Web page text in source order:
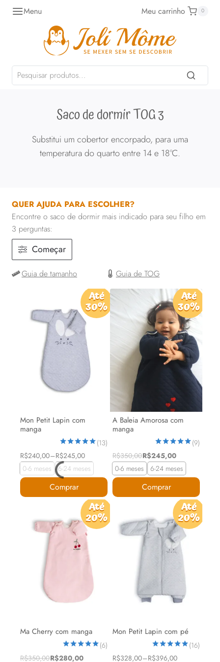
Pular Menu Meu carrinho 0
Saco de dormir TOG 3
Substitui um cobertor encorpado, para uma
temperatura do quarto entre 14 e 18°C.
Até
30%
Mon Petit Lapin com
manga
(13)
Avaliação
5.00
de 5
R$240,00–R$245,00Faixa
de
preço:
R$240,00
R$245,00
0-6 meses 6-24 meses
Comprar
produto
variantes.
opções
escolhidas
página
Até
30%
A Baleia Amorosa com
manga
(9)
Avaliação
5.00
de 5
R$350,00O
preço
original
era:
R$350,00.
R$245,00O
preço
atual
é:
0-6 meses 6-24 meses
Comprar
produto
tem
variantes.
opções
podem
escolhidas
página
Até
20%
Ma Cherry com manga
(6)
Avaliação
R$350,00O
R$280,00O
Até
20%
Mon Petit Lapin com pé
(16)
Avaliação
R$328,00–R$396,00Faixa
QUER AJUDA PARA ESCOLHER?
Encontre o saco de dormir mais indicado para seu filho em
3 perguntas:
Começar
Guia de tamanho Guia de TOG